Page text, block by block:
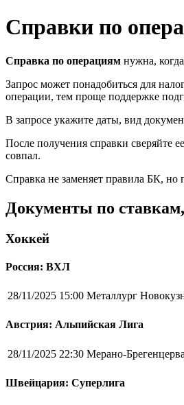
Справки по
Справка по операциям нужна,
Запрос может понадобиться для
операции, тем проще поддержке
В запросе укажите даты, вид
После получения справки сверяйте
совпал.
Справка не заменяет правила БК, но
Документы по
Хоккей
Россия: ВХЛ
28/11/2025 15:00 Металлург
Австрия: Альпийская Лига
28/11/2025 22:30 Мерано-
Швейцария: Суперлига